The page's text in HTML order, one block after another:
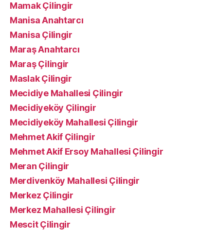
Mamak Çilingir
Manisa Anahtarcı
Manisa Çilingir
Maraş Anahtarcı
Maraş Çilingir
Maslak Çilingir
Mecidiye Mahallesi Çilingir
Mecidiyeköy Çilingir
Mecidiyeköy Mahallesi Çilingir
Mehmet Akif Çilingir
Mehmet Akif Ersoy Mahallesi Çilingir
Meran Çilingir
Merdivenköy Mahallesi Çilingir
Merkez Çilingir
Merkez Mahallesi Çilingir
Mescit Çilingir